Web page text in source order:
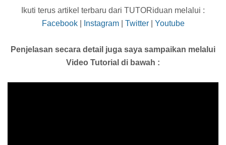
Ikuti terus artikel terbaru dari TUTORiduan melalui :
Facebook
Instagram| Twitter| Youtube
Penjelasan secara detail juga saya sampaikan melalui
Video Tutorial di bawah :